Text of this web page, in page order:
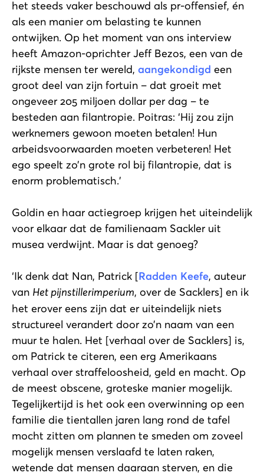
het steeds vaker beschouwd als pr-offensief, én
als een manier om belasting te kunnen
ontwijken. Op het moment van ons interview
heeft Amazon-oprichter Jeff Bezos, een van de
rijkste mensen ter wereld, aangekondigd een
groot deel van zijn fortuin – dat groeit met
ongeveer 205 miljoen dollar per dag – te
besteden aan filantropie. Poitras: ‘Hij zou zijn
werknemers gewoon moeten betalen! Hun
arbeidsvoorwaarden moeten verbeteren! Het
ego speelt zo’n grote rol bij filantropie, dat is
enorm problematisch.’
Goldin en haar actiegroep krijgen het uiteindelijk
voor elkaar dat de familienaam Sackler uit
musea verdwijnt. Maar is dat genoeg?
‘Ik denk dat Nan, Patrick [Radden Keefe, auteur
van Het pijnstillerimperium, over de Sacklers] en ik
het erover eens zijn dat er uiteindelijk niets
structureel verandert door zo’n naam van een
muur te halen. Het [verhaal over de Sacklers] is,
om Patrick te citeren, een erg Amerikaans
verhaal over straffeloosheid, geld en macht. Op
de meest obscene, groteske manier mogelijk.
Tegelijkertijd is het ook een overwinning op een
familie die tientallen jaren lang rond de tafel
mocht zitten om plannen te smeden om zoveel
mogelijk mensen verslaafd te laten raken,
wetende dat mensen daaraan sterven, en die